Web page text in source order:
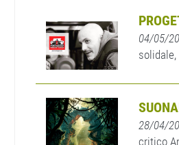
04/05/
solidale,
28/04/
critico